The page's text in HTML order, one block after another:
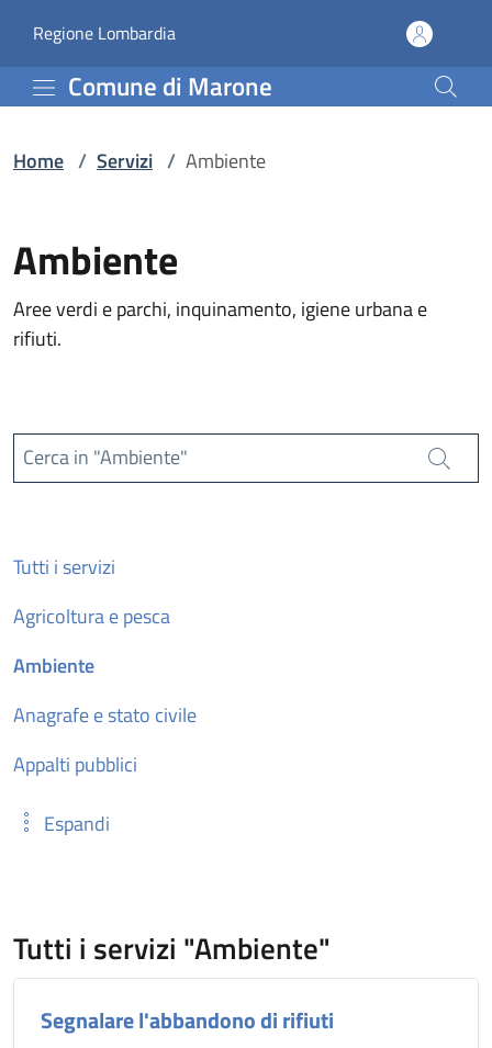
Servizi | Comune di
Regione Lombardia(apre in un'altra scheda).
Comune di Marone
Home / Servizi / Ambiente
Ambiente
Aree verdi e parchi, inquinamento, igiene urbana e
rifiuti.
Cerca in "Ambiente"
Cerca
Tutti i servizi
Agricoltura e pesca
Ambiente
Anagrafe e stato civile
Appalti pubblici
Espandi
Tutti i servizi "Ambiente"
Segnalare l'abbandono di rifiuti